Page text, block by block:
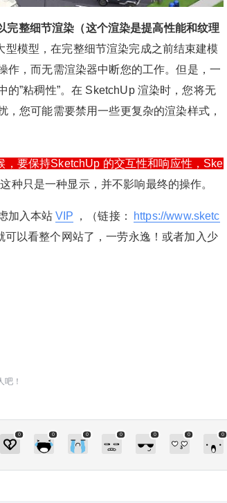
整细节渲染（这个渲染是提高性能和纹理
型模型 ，在完整细节渲染完成之前结束建模
作，而无需渲染器中断您的工作。但是，一
”粘稠性”。在 SketchUp 渲染时，您将无
您可能需要禁用一些更复杂的渲染样式，
要保持SketchUp 的交互性和响应性，Ske
种只是一种显示，并不影响最终的操作。
加入本站 VIP ，（链接：
https://www.sketc
可以看整个网站了，一劳永逸！或者加入少
吧！
0 0 0 0 0 0 0
自学 2020/12/29
型平移(相机移动)
粘稠|显示有点像一
。启用此功能可能提高性能和
您发现模糊的纹理或奇怪的显
您禁用消除锯齿纹理。也就是
给少校-LA打赏
5 元 10 元
付费内容
¥
6位以上